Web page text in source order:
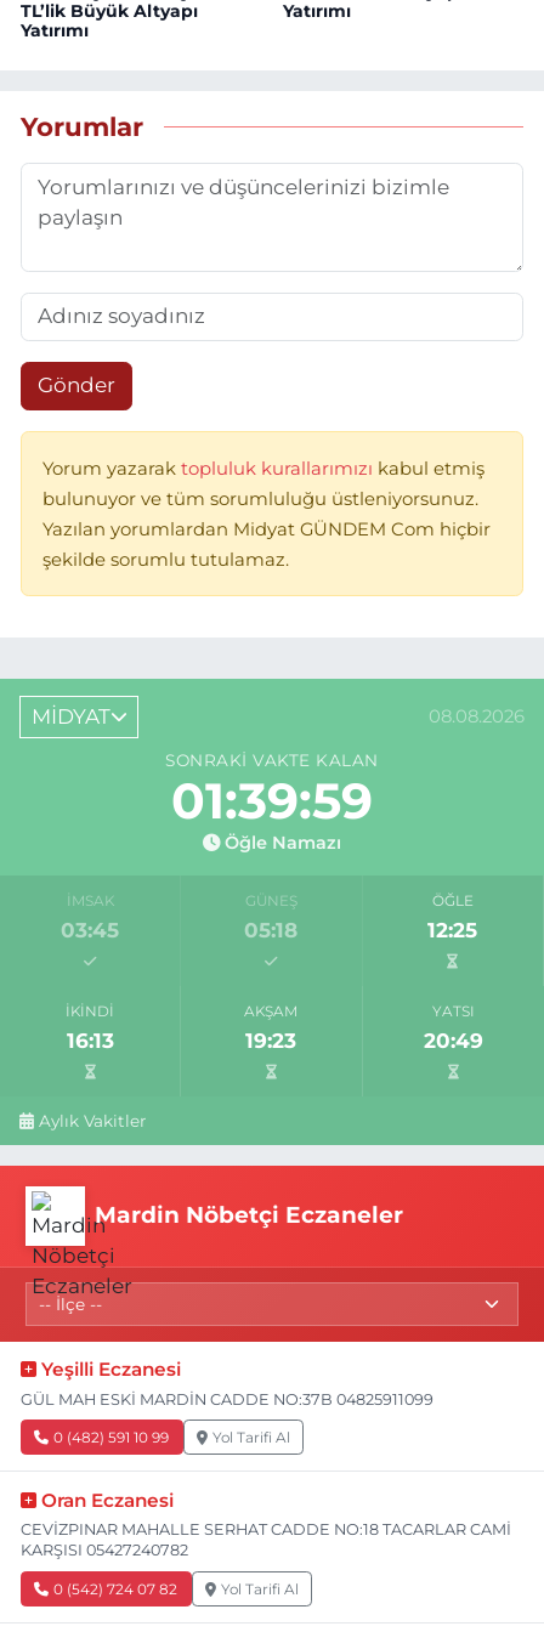
TL’lik Büyük Altyapı
Yatırımı
Yatırımı
Yorumlar
Gönder
Yorum yazarak topluluk kurallarımızı kabul etmiş
bulunuyor ve tüm sorumluluğu üstleniyorsunuz.
Yazılan yorumlardan Midyat GÜNDEM Com hiçbir
şekilde sorumlu tutulamaz.
MİDYAT 08.08.2026
SONRAKI VAKTE KALAN
01:39:59
Öğle Namazı
İMSAK
03:45
GÜNEŞ
05:18
ÖĞLE
12:25
İKINDI
16:13
AKŞAM
19:23
YATSI
20:49
Aylık Vakitler
Mardin Nöbetçi Eczaneler
Yeşilli Eczanesi
GÜL MAH ESKİ MARDİN CADDE NO:37B 04825911099
0 (482) 591 10 99 Yol Tarifi Al
Oran Eczanesi
CEVİZPINAR MAHALLE SERHAT CADDE NO:18 TACARLAR CAMİ
KARŞISI 05427240782
0 (542) 724 07 82 Yol Tarifi Al